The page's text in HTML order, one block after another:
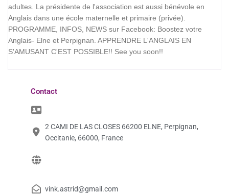
adultes. La présidente de l'association est aussi bénévole en
Anglais dans une école maternelle et primaire (privée).
PROGRAMME, INFOS, NEWS sur Facebook: Boostez votre
Anglais- Elne et Perpignan. APPRENDRE L'ANGLAIS EN
S'AMUSANT C'EST POSSIBLE!! See you soon!!
Contact
2 CAMI DE LAS CLOSES 66200 ELNE, Perpignan,
Occitanie, 66000, France
vink.astrid@gmail.com